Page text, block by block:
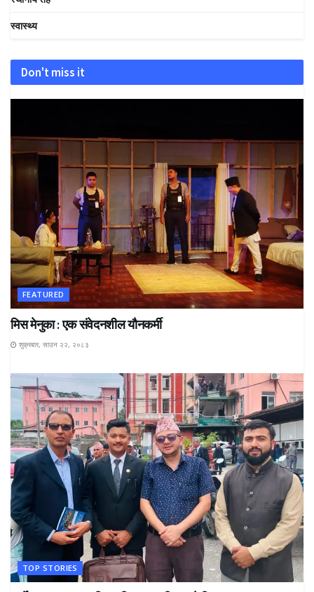
स्वास्थ्य
Don't miss it
FEATURED
मिस मेनुका : एक संवेदनशील यौनकर्मी
शुक्रबार, साउन २२, २०८३
TOP STORIES